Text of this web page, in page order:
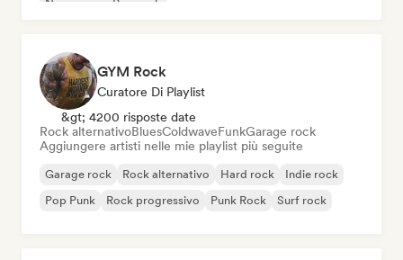
New wave Pop rock
GYM Rock
Curatore Di Playlist
&gt; 4200 risposte date
Rock alternativoBluesColdwaveFunkGarage rock
Aggiungere artisti nelle mie playlist più seguite
Garage rock Rock alternativo Hard rock
Indie rock
Pop Punk
Rock progressivo Punk Rock Surf rock